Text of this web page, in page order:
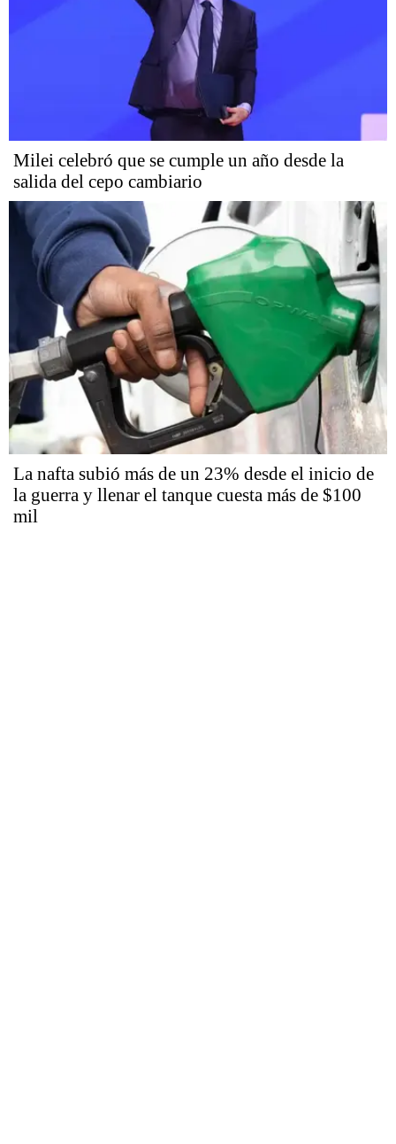
Milei celebró que se cumple un año desde la
salida del cepo cambiario
La nafta subió más de un 23% desde el inicio de
la guerra y llenar el tanque cuesta más de $100
mil